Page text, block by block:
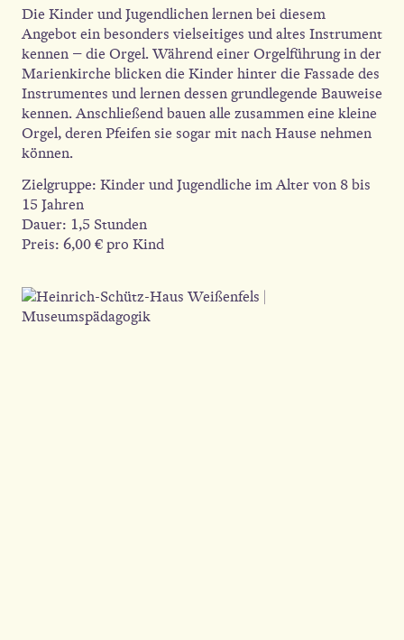
Die Kinder und Jugendlichen lernen bei diesem
Angebot ein besonders vielseitiges und altes Instrument
kennen – die Orgel. Während einer Orgelführung in der
Marienkirche blicken die Kinder hinter die Fassade des
Instrumentes und lernen dessen grundlegende Bauweise
kennen. Anschließend bauen alle zusammen eine kleine
Orgel, deren Pfeifen sie sogar mit nach Hause nehmen
können.
Zielgruppe: Kinder und Jugendliche im Alter von 8 bis
15 Jahren
Dauer: 1,5 Stunden
Preis: 6,00 € pro Kind